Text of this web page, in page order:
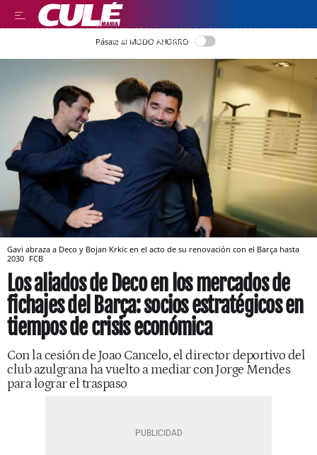
LEER EN CASTELLANO
Pásate al MODO AHORRO
Gavi abraza a Deco y Bojan Krkic en el acto de su renovación con el Barça hasta
2030 FCB
Los aliados de Deco en los mercados de
fichajes del Barça: socios estratégicos en
tiempos de crisis económica
Con la cesión de Joao Cancelo, el director deportivo del
club azulgrana ha vuelto a mediar con Jorge Mendes
para lograr el traspaso